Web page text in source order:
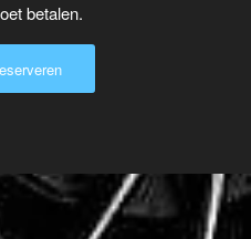
betalen.